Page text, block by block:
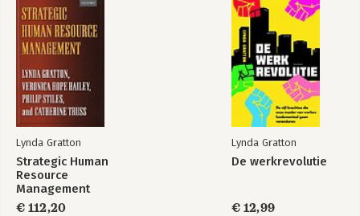
Lynda Gratton
Strategic Human
Resource
Management
€ 112,20
Lynda Gratton
De werkrevolutie
€ 12,99